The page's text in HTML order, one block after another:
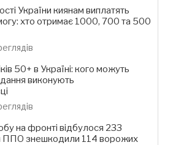
України киянам виплатять
хто отримає 1000, 700 та 500
50+ в Україні: кого можуть
виконують
на фронті відбулося 233
ППО знешкодили 114 ворожих